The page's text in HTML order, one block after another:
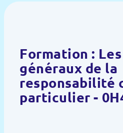
Formation :
généraux de la
responsabilité
particulier -